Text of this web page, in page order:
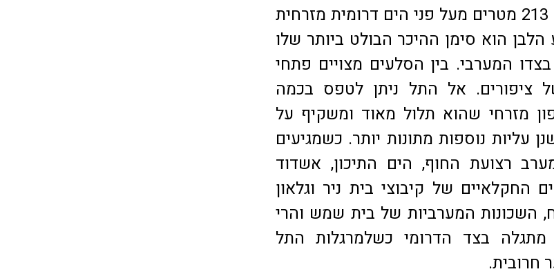
תל צפית נישא לגובה של 213 מטרים מעל פני הים דרומית מזרחית
הוא סימן ההיכר הבולט ביותר שלו
המערבי. בין הסלעים מצויים פתחי
ציפורים. אל התל ניתן לטפס בכמה
מזרחי שהוא תלול מאוד ומשקיף על
עליות נוספות מתונות יותר. כשמגיעים
רצועת החוף, הים התיכון, אשדוד
החקלאיים של קיבוצי בית ניר וגלאון
השכונות המערביות של בית שמש והרי
מתגלה בצד הדרומי כשלמרגלות התל
חרובית.